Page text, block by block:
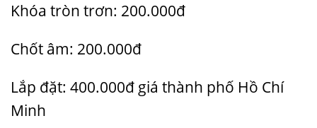
Khóa tròn trơn: 200.000đ
Chốt âm: 200.000đ
Lắp đặt: 400.000đ giá thành phố Hồ Chí
Minh